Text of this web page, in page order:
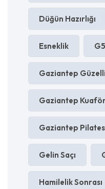
Düğün Hazırlığı
Esneklik G5
Gaziantep
Gaziantep
Gaziantep Pilates
Gelin Saçı
Hamilelik Sonrası